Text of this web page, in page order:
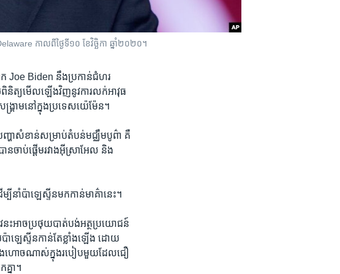
កាលពីថ្ងៃទី១០ ខែវិច្ឆិកា ឆ្នាំ២០២០។
ក ​Joe Biden ​នឹង​ប្រកាន់​ជំហរ​
និត្យ​មើល​ឡើង​វិញ​នូវ​ការលក់​អាវុធ​
គ្រាម​នៅ​ក្នុង​ប្រទេស​យ៉េម៉ែន។​
ហា​សំខាន់​សម្រាប់​តំបន់​មជ្ឈឹម​បូព៌ា​ គឺ​
ន​ចាប់​ផ្តើម​រវាង​អ៊ីស្រាអែល ​និង​
នាំ​ប៉ាឡេស្ទីន​មក​កាន់​មាគ៌ា​នេះ។
នះ​អាច​ប្រថុយ​បាត់បង់​អត្ថប្រយោជន៍​
ឡេស្ទីន​កាន់តែ​ខ្លាំង​ឡើង​ ដោយ​
ាង​ហោច​ណាស់​ក្នុង​របៀប​មួយ​ដែល​ជឿ​
នា។​